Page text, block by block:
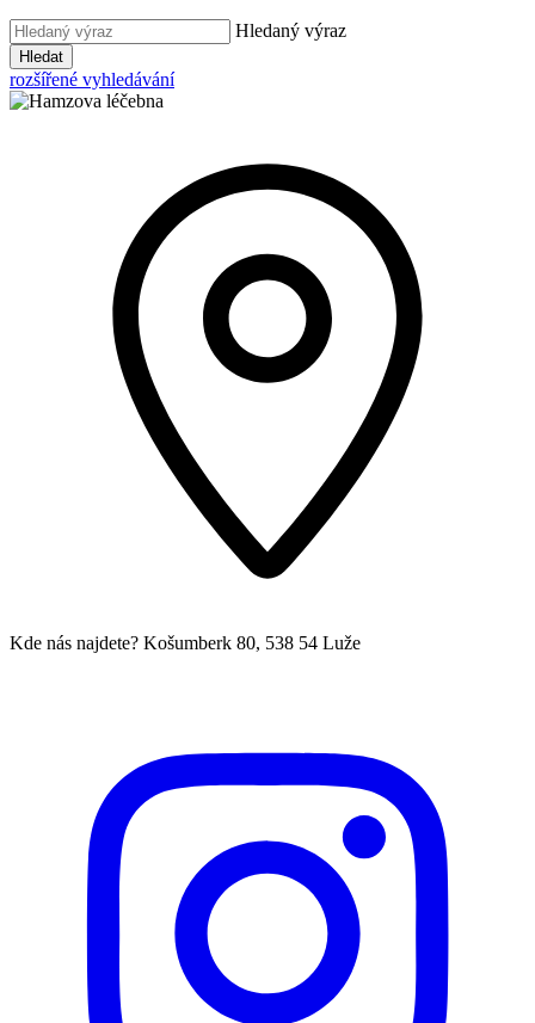
Hledaný výraz
Hledat
rozšířené vyhledávání
Kde nás najdete? Košumberk 80, 538 54 Luže